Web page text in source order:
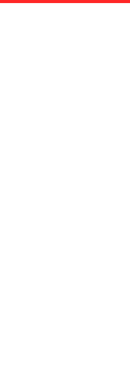
mai 2011 juin 2010 juin 2010